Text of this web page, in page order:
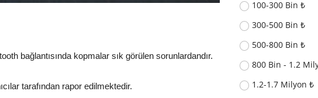
bağlantısında kopmalar sık görülen sorunlardandır.
tarafından rapor edilmektedir.
100-300 Bin ₺
300-500 Bin ₺
500-800 Bin ₺
800 Bin - 1.2
1.2-1.7 Milyon ₺